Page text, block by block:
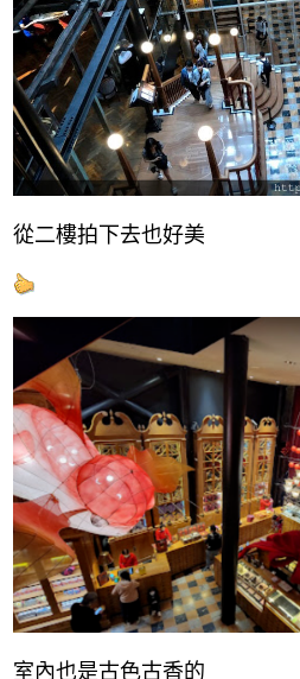
從二樓拍下去也好美
室內也是古色古香的